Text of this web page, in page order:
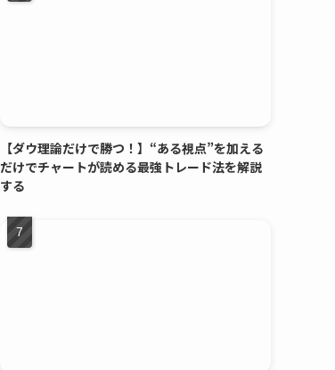
【ダウ理論だけで勝つ！】“ある視点”を加える
だけでチャートが読める最強トレード法を解説
する